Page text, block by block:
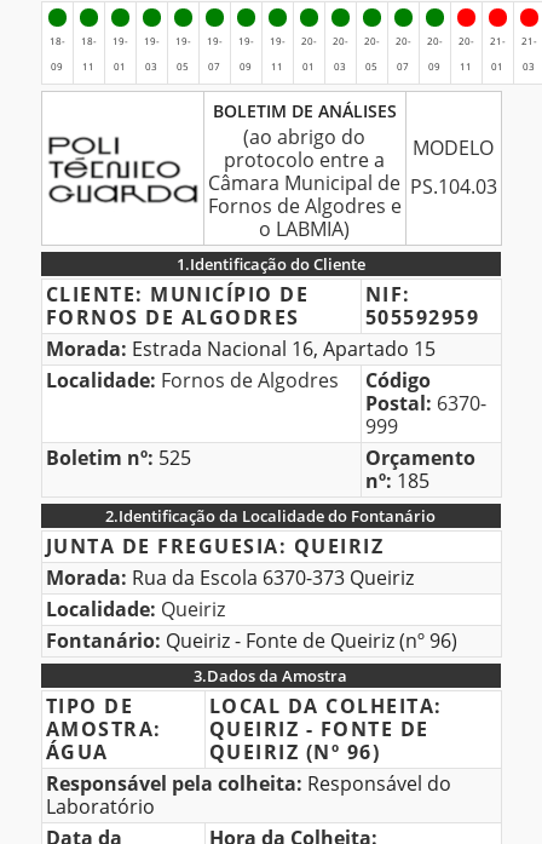
Histórico
18-
09
18-
11
19-
01
19-
03
19-
05
19-
07
19-
09
19-
11
20-
01
20-
03
20-
05
20-
07
20-
09
20-
11
21-
01
21-
03
DE
ANÁLISES
BOLETIM DE ANÁLISES
(ao abrigo do
protocolo entre a
Câmara Municipal de
Fornos de Algodres e
o LABMIA)
MODELO
PS.104.03
1.Identificação do Cliente
1.Identificação
do
Cliente
CLIENTE: MUNICÍPIO DE
FORNOS DE ALGODRES
NIF:
505592959
Morada: Estrada Nacional 16, Apartado 15
Localidade: Fornos de Algodres
Código
Postal: 6370-
999
Boletim nº: 525
Orçamento
nº: 185
2.Identificação da Localidade do Fontanário
2.Identificação
da
Localidade
do
Fontanário
JUNTA DE FREGUESIA: QUEIRIZ
Morada: Rua da Escola 6370-373 Queiriz
Localidade: Queiriz
Fontanário: Queiriz - Fonte de Queiriz (nº 96)
3.Dados da Amostra
3.Dados
da
Amostra
TIPO DE
AMOSTRA:
ÁGUA
LOCAL DA COLHEITA:
QUEIRIZ - FONTE DE
QUEIRIZ (Nº 96)
Responsável pela colheita: Responsável do
Laboratório
Data da
Hora da Colheita: